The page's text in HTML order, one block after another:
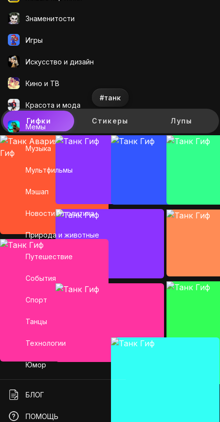
Знаменитости
Игры
Искусcтво и дизайн
Кино и ТВ
Красота и мода
Мемы
Музыка
Мультфильмы
Мэшап
Новости и политика
Природа и животные
Путешествие
События
Спорт
Танцы
Технологии
Юмор
БЛОГ
ПОМОЩЬ
#танк
Гифки Стикеры Лупы